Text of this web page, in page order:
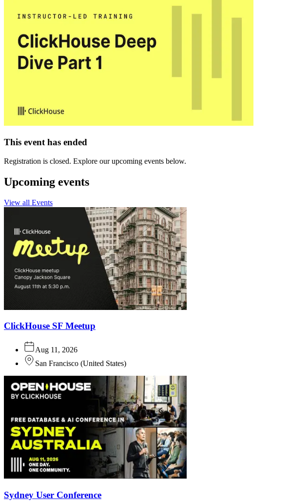
This event has ended
Registration is closed. Explore our upcoming events below.
Upcoming events
View all Events
ClickHouse SF Meetup
Aug 11, 2026
San Francisco (United States)
Sydney User Conference